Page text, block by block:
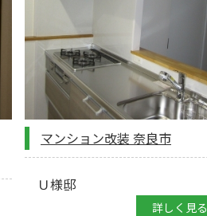
マンション改装 奈良市
Ｕ様邸
詳しく見る